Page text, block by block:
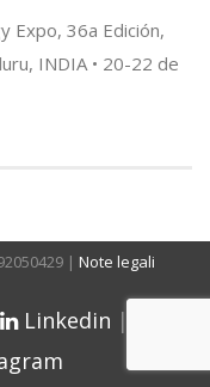
Expo, 36a Edición,
INDIA • 20-22 de
| Note legali
Linkedin |